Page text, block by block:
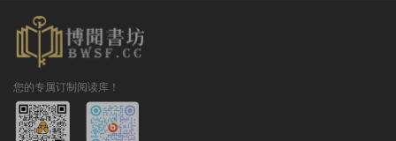
您的专属订制阅读库！